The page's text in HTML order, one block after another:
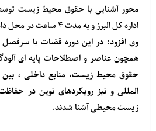
محور آشنایی با حقوق محیط زیست
اداره کل البرز و به مدت ۴ ساعت در محل دادگستری البرز برگزار شد.
وی افزود: در این دوره قضات با
همچون عناصر و اصطلاحات پایه ای
حقوق محیط زیست، منابع داخلی ، بین
المللی و نیز رویکردهای نوین در
زیست محیطی آشنا شدند.